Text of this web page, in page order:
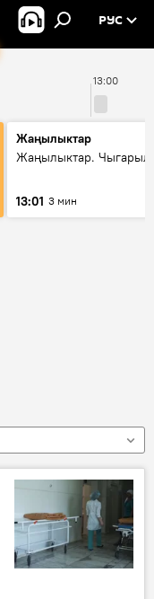
РУС
13:00
Жаңылыктар
Жаңылыктар.
13:01 3 мин